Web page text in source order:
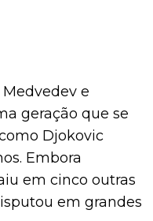
e
geração que se
Djokovic
Embora
em cinco outras
em grandes